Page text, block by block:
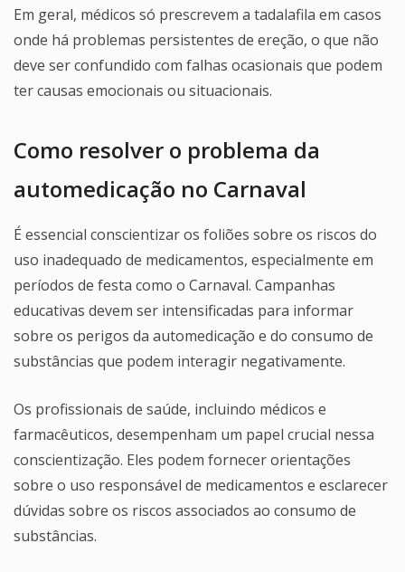
Em geral, médicos só prescrevem a tadalafila em casos
onde há problemas persistentes de ereção, o que não
deve ser confundido com falhas ocasionais que podem
ter causas emocionais ou situacionais.
Como resolver o problema da
automedicação no Carnaval
É essencial conscientizar os foliões sobre os riscos do
uso inadequado de medicamentos, especialmente em
períodos de festa como o Carnaval. Campanhas
educativas devem ser intensificadas para informar
sobre os perigos da automedicação e do consumo de
substâncias que podem interagir negativamente.
Os profissionais de saúde, incluindo médicos e
farmacêuticos, desempenham um papel crucial nessa
conscientização. Eles podem fornecer orientações
sobre o uso responsável de medicamentos e esclarecer
dúvidas sobre os riscos associados ao consumo de
substâncias.